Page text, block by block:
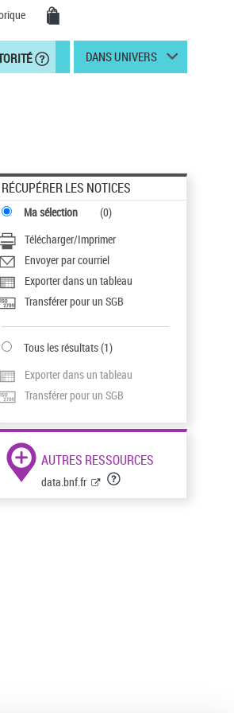
DANS UNIVERS
RÉCUPÉRER LES NOTICES
Ma sélection (0)
Télécharger/Imprimer
Envoyer par courriel
Exporter dans un tableau
Transférer pour un SGB
Tous les résultats(1)
Exporter dans un tableau
Transférer pour un SGB
AUTRES RESSOURCES
data.bnf.fr